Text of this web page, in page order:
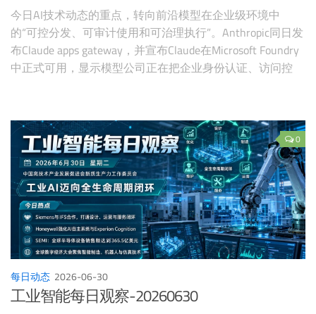
今日AI技术动态的重点，转向前沿模型在企业级环境中
的“可控分发、可审计使用和可治理执行”。Anthropic同日发
布Claude apps gateway，并宣布Claude在Microsoft Foundry
中正式可用，显示模型公司正在把企业身份认证、访问控
期代码Agent越强，越需要任务监督、权限边界和安全评
估。开源与研究社区方面，GitHub公开评估Copilot Agentic
Harness，Ai2发布DiScoFormer研究，说明AI竞争正在从“模
型本体”扩展到“执行框架、工具链效率与科学计算基础模
型”。
0
每日动态 2026-06-30
工业智能每日观察-20260630